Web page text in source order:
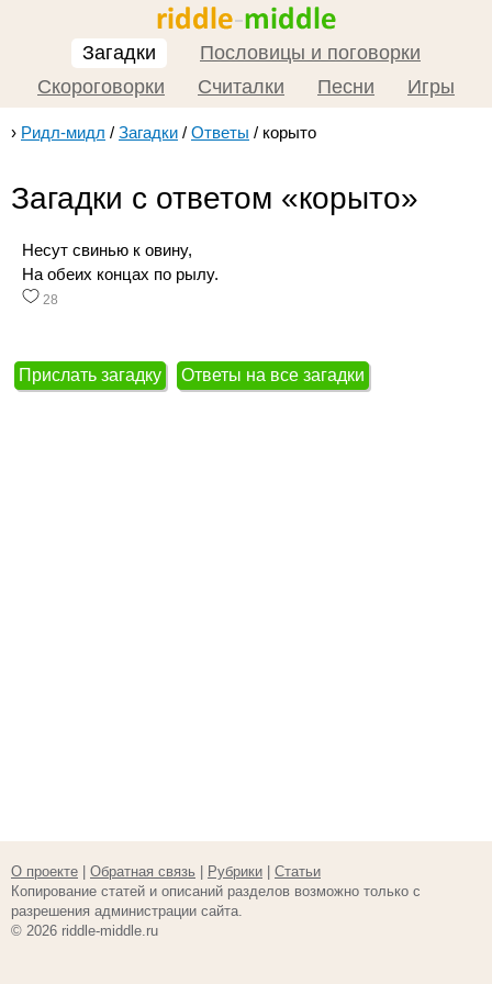
Загадки
Пословицы и поговорки
Скороговорки
Считалки Песни Игры
› Ридл-мидл / Загадки / Ответы / корыто
Загадки с ответом «корыто»
Несут свинью к овину,
На обеих концах по рылу.
28
Прислать загадку Ответы на все загадки
О проекте Обратная связь Рубрики
Статьи
Копирование статей и описаний разделов возможно только с
разрешения администрации сайта.
© 2026 riddle-middle.ru